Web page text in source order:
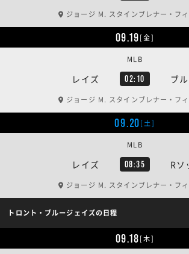
ジョージ M. スタインブレナー・フ
09.19[金]
レイズ 02:10 ブ
MLB
ジョージ M. スタインブレナー・フ
09.20[土]
レイズ 08:35 Rソ
MLB
ジョージ M. スタインブレナー・フ
トロント・ブルージェイズの日程
09.18[木]